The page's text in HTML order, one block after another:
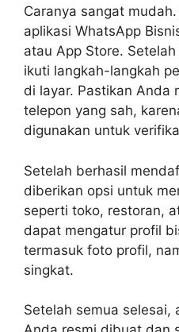
Caranya sangat
aplikasi WhatsApp
atau App Store.
ikuti langkah-langkah
di layar. Pastikan Anda
telepon yang sah,
digunakan untuk
Setelah berhasil
diberikan opsi untuk
seperti toko, restoran,
dapat mengatur profil
termasuk foto profil,
singkat.
Setelah semua selesai,